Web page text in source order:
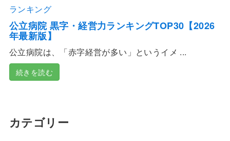
ランキング
公立病院 黒字・経営力ランキングTOP30【2026
年最新版】
公立病院は、「赤字経営が多い」というイメ ...
続きを読む
カテゴリー